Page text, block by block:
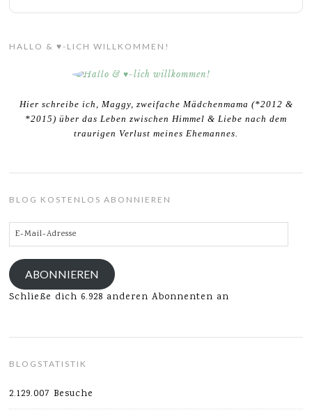
HALLO & ♥-LICH WILLKOMMEN!
Hier schreibe ich, Maggy, zweifache Mädchenmama (*2012 &
*2015) über das Leben zwischen Himmel & Liebe nach dem
traurigen Verlust meines Ehemannes.
BLOG KOSTENLOS ABONNIEREN
E-
Mail-
Adresse
ABONNIEREN
Schließe dich 6.928 anderen Abonnenten an
BLOGSTATISTIK
2.129.007 Besuche